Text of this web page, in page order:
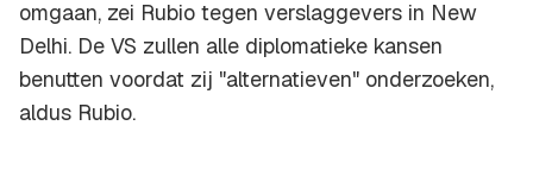
omgaan, zei Rubio tegen verslaggevers in New
Delhi. De VS zullen alle diplomatieke kansen
benutten voordat zij "alternatieven" onderzoeken,
aldus Rubio.